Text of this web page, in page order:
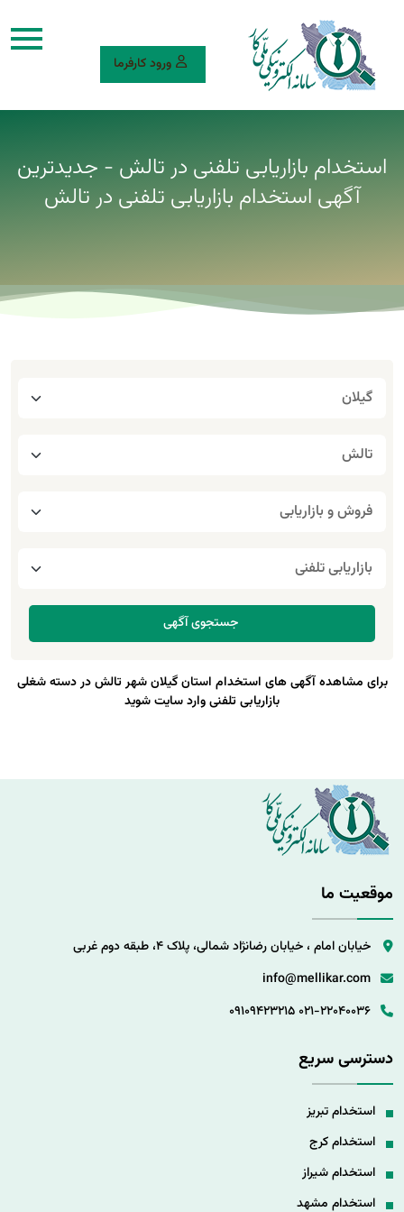
ورود کارفرما
استخدام بازاریابی تلفنی در تالش - جدیدترین
آگهی استخدام بازاریابی تلفنی در تالش
برای مشاهده آگهی های استخدام استان گیلان شهر تالش در دسته شغلی
بازاریابی تلفنی وارد سایت شوید
موقعیت ما
خیابان امام ، خیابان رضانژاد شمالی، پلاک 4، طبقه دوم غربی
info@mellikar.com
021-22040036
09109423215
دسترسی سریع
استخدام تبریز
استخدام کرج
استخدام شیراز
استخدام مشهد